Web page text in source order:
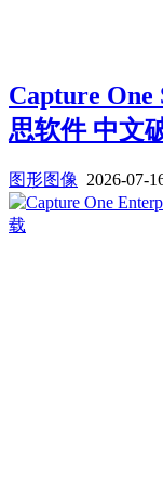
Capture One
思软件 中文
图形图像 2026-07-